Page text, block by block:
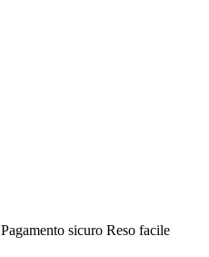
Pagamento sicuro Reso facile